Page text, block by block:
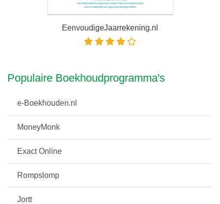
EenvoudigeJaarrekening.nl
Populaire Boekhoudprogramma's
e-Boekhouden.nl
MoneyMonk
Exact Online
Rompslomp
Jortt